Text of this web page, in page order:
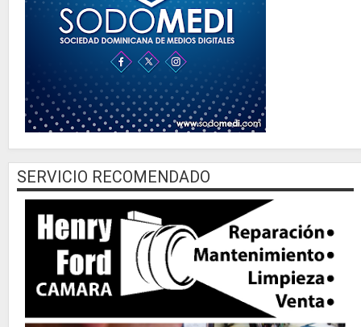
SERVICIO RECOMENDADO